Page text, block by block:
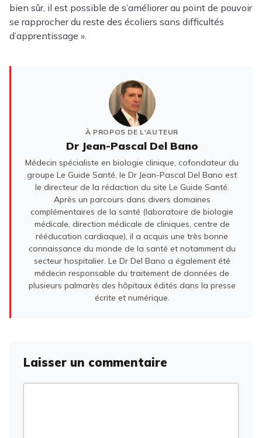
bien sûr, il est possible de s’améliorer au point de pouvoir
se rapprocher du reste des écoliers sans difficultés
d’apprentissage ».
À PROPOS DE L'AUTEUR
Dr Jean-Pascal Del Bano
Médecin spécialiste en biologie clinique, cofondateur du
groupe Le Guide Santé, le Dr Jean-Pascal Del Bano est
le directeur de la rédaction du site Le Guide Santé.
Après un parcours dans divers domaines
complémentaires de la santé (laboratoire de biologie
médicale, direction médicale de cliniques, centre de
rééducation cardiaque), il a acquis une très bonne
connaissance du monde de la santé et notamment du
secteur hospitalier. Le Dr Del Bano a également été
médecin responsable du traitement de données de
plusieurs palmarès des hôpitaux édités dans la presse
écrite et numérique.
Laisser un commentaire